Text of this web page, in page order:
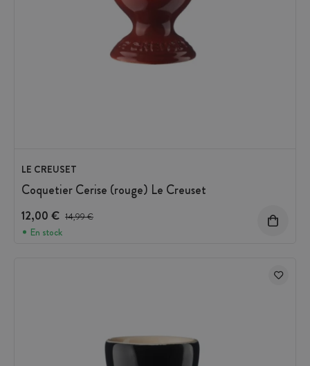
LE CREUSET
Coquetier Cerise (rouge) Le Creuset
12,00 € Prix avant réduction :
14,99 €
En stock